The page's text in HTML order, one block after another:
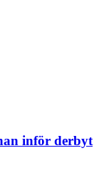
inför derbyt